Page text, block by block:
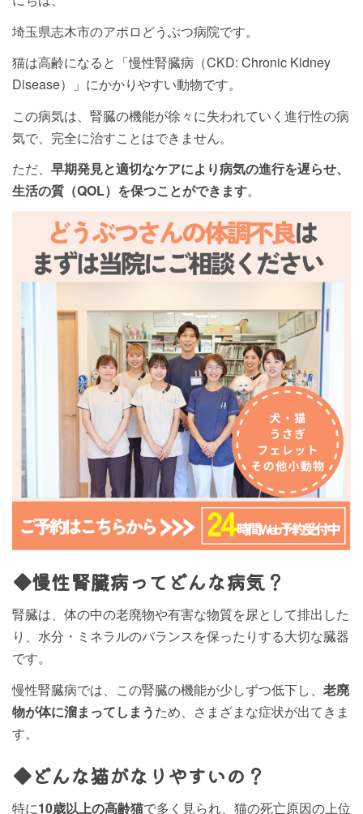
埼玉県志木市のアポロどうぶつ病院です。
猫は高齢になると「慢性腎臓病（CKD: Chronic Kidney
Disease）」にかかりやすい動物です。
この病気は、腎臓の機能が徐々に失われていく進行性の病
気で、完全に治すことはできません。
ただ、 早期発見と適切なケアにより病気の進行を遅らせ、
生活の質（QOL）を保つことができます。
◆慢性腎臓病ってどんな病気？
腎臓は、体の中の老廃物や有害な物質を尿として排出した
り、水分・ミネラルのバランスを保ったりする大切な臓器
です。
慢性腎臓病では、この腎臓の機能が少しずつ低下し、 老廃
物が体に溜まってしまうため、さまざまな症状が出てきま
す。
◆どんな猫がなりやすいの？
特に10歳以上の高齢猫で多く見られ、猫の死亡原因の上位